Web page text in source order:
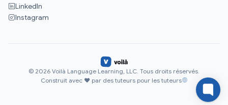
LinkedIn
Instagram
© 2026 Voilà Language Learning, LLC. Tous droits réservés.
Construit avec ♥ par des tuteurs pour les tuteurs